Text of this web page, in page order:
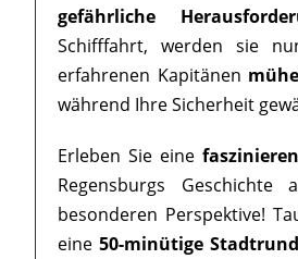
gefährliche
Schifffahrt, werden sie
erfahrenen Kapitänen
während Ihre Sicherheit
Erleben Sie eine
Regensburgs Geschichte
besonderen Perspektive!
eine 50-minütige